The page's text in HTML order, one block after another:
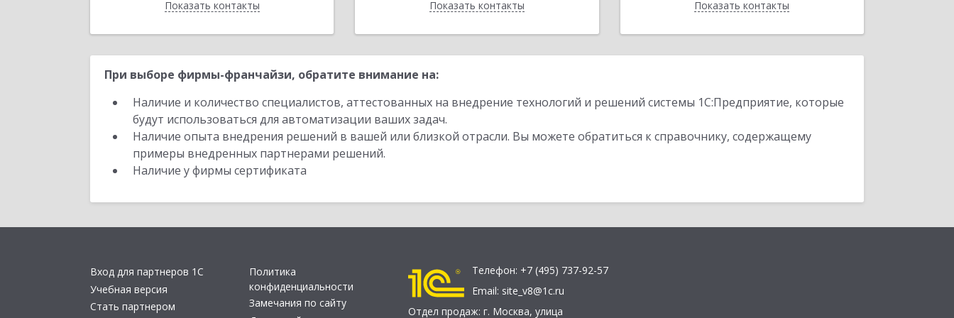
Показать контакты
Назад Показать контакты
Назад Показать контакты
Назад
При выборе фирмы-франчайзи, обратите внимание на:
Наличие и количество специалистов, аттестованных на внедрение технологий и решений системы 1С:Предприятие, которые
будут использоваться для автоматизации ваших задач.
Наличие опыта внедрения решений в вашей или близкой отрасли. Вы можете обратиться к справочнику, содержащему
примеры внедренных партнерами решений.
Наличие у фирмы сертификата
Вход для партнеров 1С
Учебная версия
Стать партнером
Политика
конфиденциальности
Замечания по сайту
Телефон: +7 (495) 737-92-57
Email: site_v8@1c.ru
Отдел продаж: г. Москва, улица